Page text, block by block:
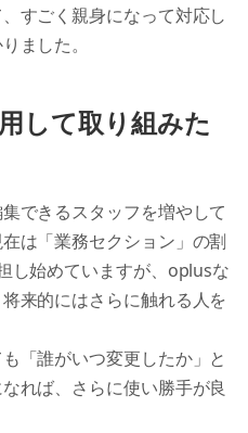
すごく親身になって対応し
ました。
して取り組みた
できるスタッフを増やして
は「業務セクション」の割
し始めていますが、oplusな
来的にはさらに触れる人を
「誰がいつ変更したか」と
れば、さらに使い勝手が良